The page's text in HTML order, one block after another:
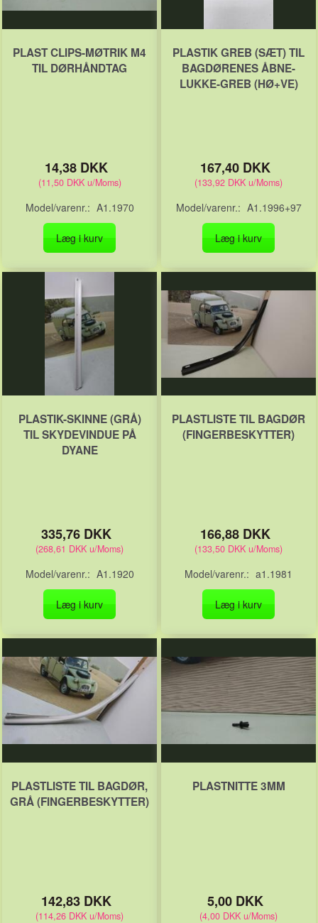
PLAST CLIPS-MØTRIK M4
TIL DØRHÅNDTAG
14,38 DKK
(11,50 DKKu/Moms)
Model/varenr.: A1.1970
Læg i kurv
PLASTIK GREB (SÆT) TIL
BAGDØRENES ÅBNE-
LUKKE-GREB (HØ+VE)
167,40 DKK
(133,92 DKK u/Moms)
Model/varenr.: A1.1996+97
Læg i kurv
PLASTIK-SKINNE (GRÅ)
TIL SKYDEVINDUE PÅ
DYANE
335,76 DKK
(268,61 DKK u/Moms)
Model/varenr.: A1.1920
Læg i kurv
PLASTLISTE TIL BAGDØR
(FINGERBESKYTTER)
166,88 DKK
(133,50 DKK u/Moms)
Model/varenr.: a1.1981
Læg i kurv
PLASTLISTE TIL BAGDØR,
GRÅ (FINGERBESKYTTER)
142,83 DKK
(114,26 DKK u/Moms)
PLASTNITTE 3MM
5,00 DKK
(4,00 DKK u/Moms)